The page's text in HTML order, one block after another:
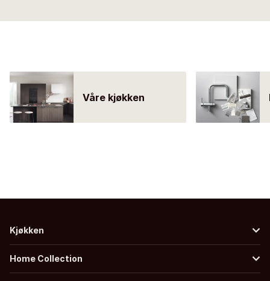
Våre kjøkken
Kjøkken
Home Collection